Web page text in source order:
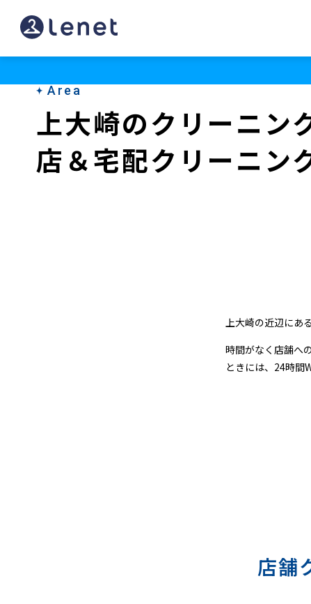
上
大
Area
上大崎のクリーニン
店＆宅配クリーニン
上大崎の近辺にあ
時間がなく店舗へ
ときには、24時間
店舗